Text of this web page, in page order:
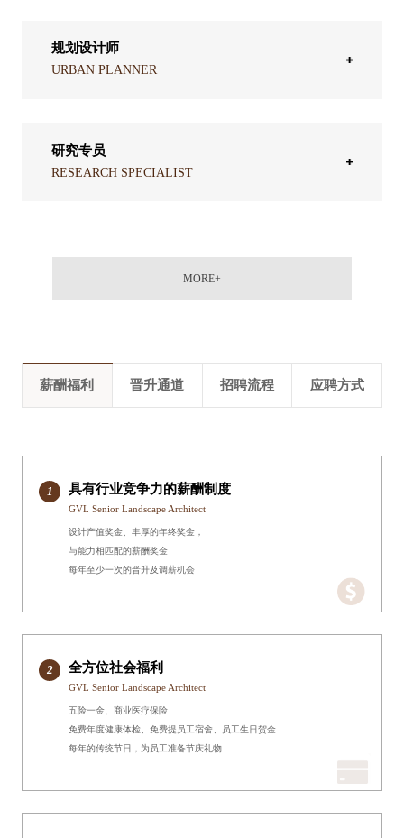
规划设计师
URBAN PLANNER
研究专员
RESEARCH SPECIALIST
MORE+
薪酬福利 晋升通道 招聘流程 应聘方式
1 具有行业竞争力的薪酬制度
GVL Senior Landscape Architect
设计产值奖金、丰厚的年终奖金，
与能力相匹配的薪酬奖金
每年至少一次的晋升及调薪机会
2 全方位社会福利
GVL Senior Landscape Architect
五险一金、商业医疗保险
免费年度健康体检、免费提员工宿舍、员工生日贺金
每年的传统节日，为员工准备节庆礼物